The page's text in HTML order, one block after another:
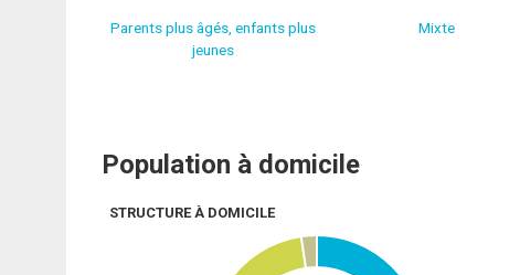
Parents plus âgés, enfants plus
jeunes
Mixte
Population à domicile
STRUCTURE À DOMICILE